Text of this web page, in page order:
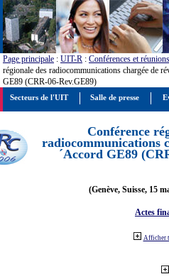
Page principale : UIT-R : Conférences et réunions
régionale des radiocommunications chargée de
GE89 (CRR-06-Rev.GE89)
Conférence
radiocommunications
´Accord GE89
(Genève, Suisse, 15
Actes
Afficher
Secteurs de l'UIT Salle de presse